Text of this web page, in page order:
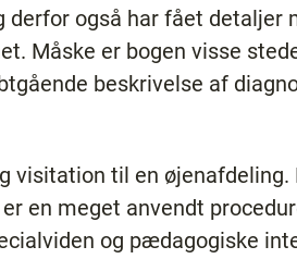
også har fået detaljer
Måske er bogen visse
beskrivelse af
visitation til en øjenafdeling.
en meget anvendt
og pædagogiske